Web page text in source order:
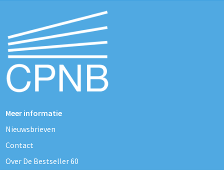
Meer informatie
Nieuwsbrieven
Contact
Over De Bestseller 60